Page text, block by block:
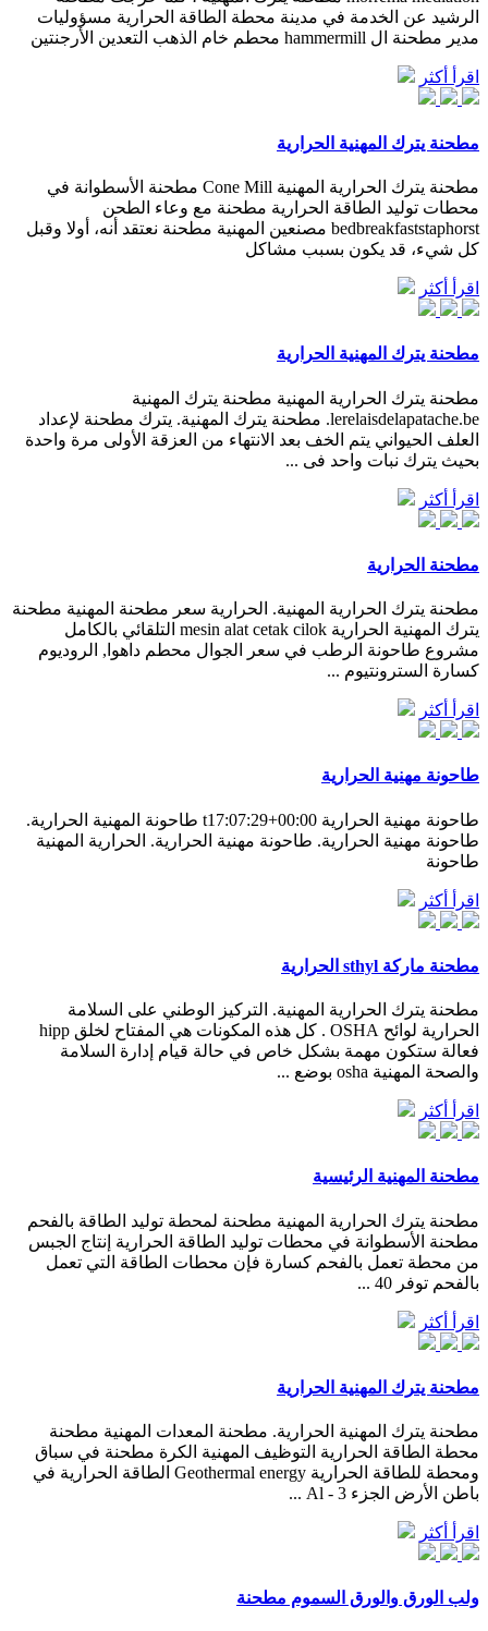
الرشيد عن الخدمة في مدينة محطة الطاقة الحرارية مسؤوليات
مدير مطحنة ال hammermill محطم خام الذهب التعدين الأرجنتين
اقرأ أكثر
مطحنة يترك المهنية الحرارية
مطحنة يترك الحرارية المهنية Cone Mill مطحنة الأسطوانة في
محطات توليد الطاقة الحرارية مطحنة مع وعاء الطحن
bedbreakfaststaphorst مصنعين المهنية مطحنة نعتقد أنه، أولا وقبل
كل شيء، قد يكون بسبب مشاكل
اقرأ أكثر
مطحنة يترك المهنية الحرارية
مطحنة يترك الحرارية المهنية مطحنة يترك المهنية
lerelaisdelapatache.be. مطحنة يترك المهنية. يترك مطحنة لإعداد
العلف الحيواني يتم الخف بعد الانتهاء من العزقة الأولى مرة واحدة
بحيث يترك نبات واحد فى ...
اقرأ أكثر
مطحنة الحرارية
مطحنة يترك الحرارية المهنية. الحرارية سعر مطحنة المهنية مطحنة
يترك المهنية الحرارية mesin alat cetak cilok التلقائي بالكامل
مشروع طاحونة الرطب في سعر الجوال محطم داهوا, الروديوم
كسارة السترونتيوم ...
اقرأ أكثر
طاحونة مهنية الحرارية
طاحونة مهنية الحرارية t17:07:29+00:00 طاحونة المهنية الحرارية.
طاحونة مهنية الحرارية. طاحونة مهنية الحرارية. الحرارية المهنية
طاحونة
اقرأ أكثر
مطحنة ماركة sthyl الحرارية
مطحنة يترك الحرارية المهنية. التركيز الوطني على السلامة
الحرارية لوائح OSHA . كل هذه المكونات هي المفتاح لخلق hipp
فعالة ستكون مهمة بشكل خاص في حالة قيام إدارة السلامة
والصحة المهنية osha بوضع ...
اقرأ أكثر
مطحنة المهنية الرئيسية
مطحنة يترك الحرارية المهنية مطحنة لمحطة توليد الطاقة بالفحم
مطحنة الأسطوانة في محطات توليد الطاقة الحرارية إنتاج الجبس
من محطة تعمل بالفحم كسارة فإن محطات الطاقة التي تعمل
بالفحم توفر 40 ...
اقرأ أكثر
مطحنة يترك المهنية الحرارية
مطحنة يترك المهنية الحرارية. مطحنة المعدات المهنية مطحنة
محطة الطاقة الحرارية التوظيف المهنية الكرة مطحنة في سباق
ومحطة للطاقة الحرارية Geothermal energy الطاقة الحرارية في
باطن الأرض الجزء 3 - Al ...
اقرأ أكثر
ولب الورق والورق السموم مطحنة